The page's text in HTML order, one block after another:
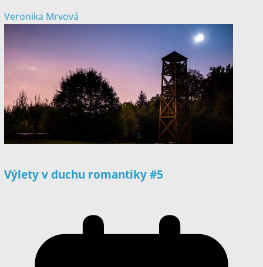
Veronika Mrvová
Výlety v duchu romantiky #5